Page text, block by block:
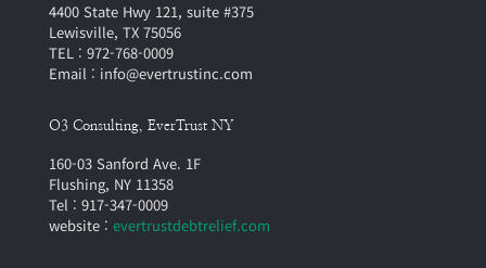
4400 State Hwy 121, suite #375
Lewisville, TX 75056
TEL : 972-768-0009
Email : info@evertrustinc.com
O3 Consulting, EverTrust NY
160-03 Sanford Ave. 1F
Flushing, NY 11358
Tel : 917-347-0009
website : evertrustdebtrelief.com